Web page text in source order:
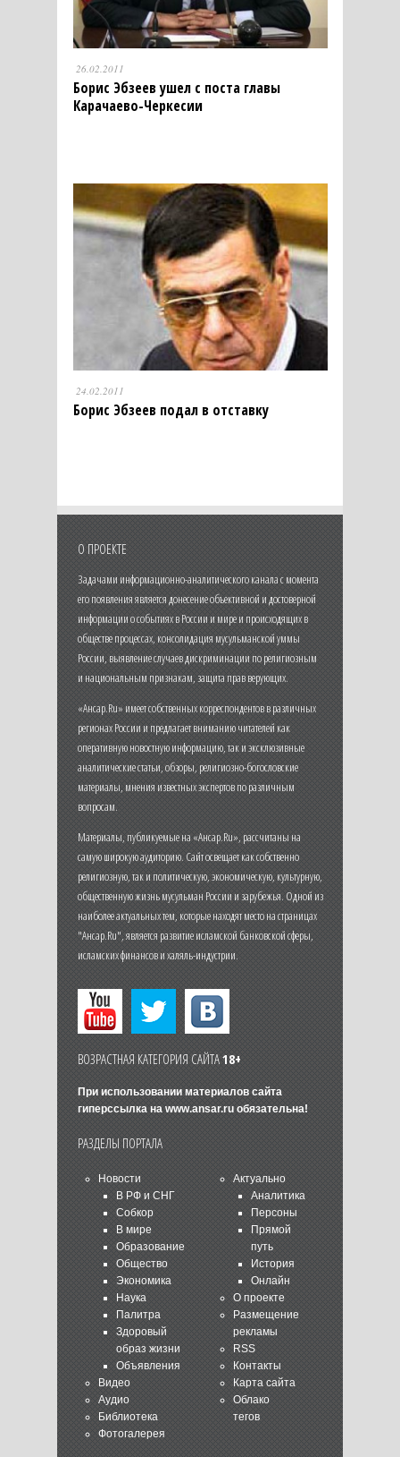
26.02.2011
Борис Эбзеев ушел с поста главы
Карачаево-Черкесии
24.02.2011
Борис Эбзеев подал в отставку
О ПРОЕКТЕ
Задачами информационно-аналитического канала с момента
его появления является донесение объективной и достоверной
информации о событиях в России и мире и происходящих в
обществе процессах, консолидация мусульманской уммы
России, выявление случаев дискриминации по религиозным
и национальным признакам, защита прав верующих.
«Ансар.Ru» имеет собственных корреспондентов в различных
регионах России и предлагает вниманию читателей как
оперативную новостную информацию, так и эксклюзивные
аналитические статьи, обзоры, религиозно-богословские
материалы, мнения известных экспертов по различным
вопросам.
Материалы, публикуемые на «Ансар.Ru», рассчитаны на
самую широкую аудиторию. Сайт освещает как собственно
религиозную, так и политическую, экономическую, культурную,
общественную жизнь мусульман России и зарубежья. Одной из
наиболее актуальных тем, которые находят место на страницах
"Ансар.Ru", является развитие исламской банковской сферы,
исламских финансов и халяль-индустрии.
ВОЗРАСТНАЯ КАТЕГОРИЯ САЙТА18+
При использовании материалов сайта
гиперссылка на www.ansar.ruобязательна!
РАЗДЕЛЫ ПОРТАЛА
Новости
В РФ и СНГ
Собкор
В мире
Образование
Общество
Экономика
Наука
Палитра
Здоровый
образ жизни
Объявления
Видео
Аудио
Библиотека
Фотогалерея
Актуально
Аналитика
Персоны
Прямой
путь
История
Онлайн
О проекте
Размещение
рекламы
RSS
Контакты
Карта сайта
Облако
тегов